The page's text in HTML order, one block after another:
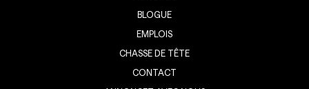
BLOGUE
EMPLOIS
CHASSE DE TÊTE
CONTACT